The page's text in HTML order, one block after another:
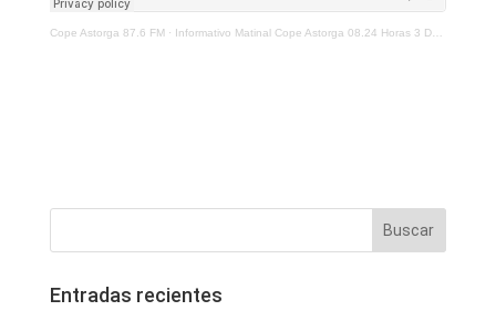
Cope Astorga 87.6 FM· Informativo Matinal Cope Astorga 08.24 Horas 3 De Diciembre 2021
Entradas recientes